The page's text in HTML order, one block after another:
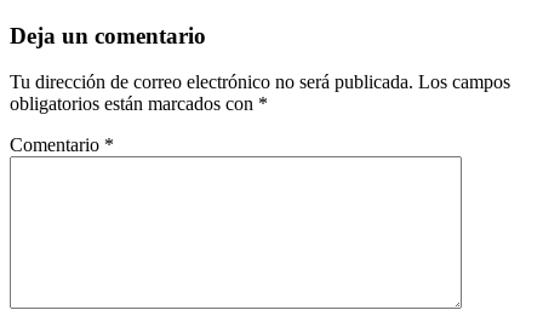
Deja un comentario
Tu dirección de correo electrónico no será publicada. Los campos
obligatorios están marcados con *
Comentario *